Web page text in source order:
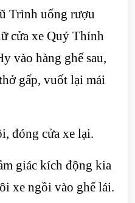
Trình uống rượu
cửa xe Quý Thính
vào hàng ghế sau,
gấp, vuốt lại mái
đóng cửa xe lại.
giác kích động kia
xe ngồi vào ghế lái.